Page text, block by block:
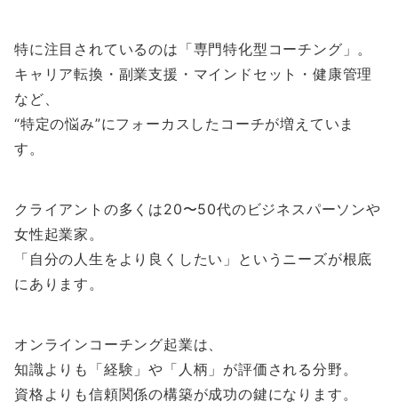
特に注目されているのは「専門特化型コーチング」。
キャリア転換・副業支援・マインドセット・健康管理
など、
“特定の悩み”にフォーカスしたコーチが増えていま
す。
クライアントの多くは20〜50代のビジネスパーソンや
女性起業家。
「自分の人生をより良くしたい」というニーズが根底
にあります。
オンラインコーチング起業は、
知識よりも「経験」や「人柄」が評価される分野。
資格よりも信頼関係の構築が成功の鍵になります。